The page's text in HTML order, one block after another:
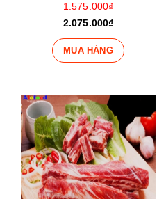
1.575.000₫
2.075.000₫
MUA HÀNG